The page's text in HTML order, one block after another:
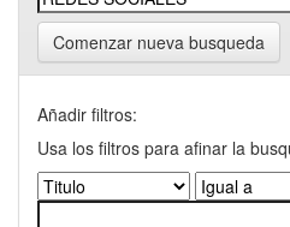
Comenzar nueva busqueda
Añadir filtros:
Usa los filtros para afinar la